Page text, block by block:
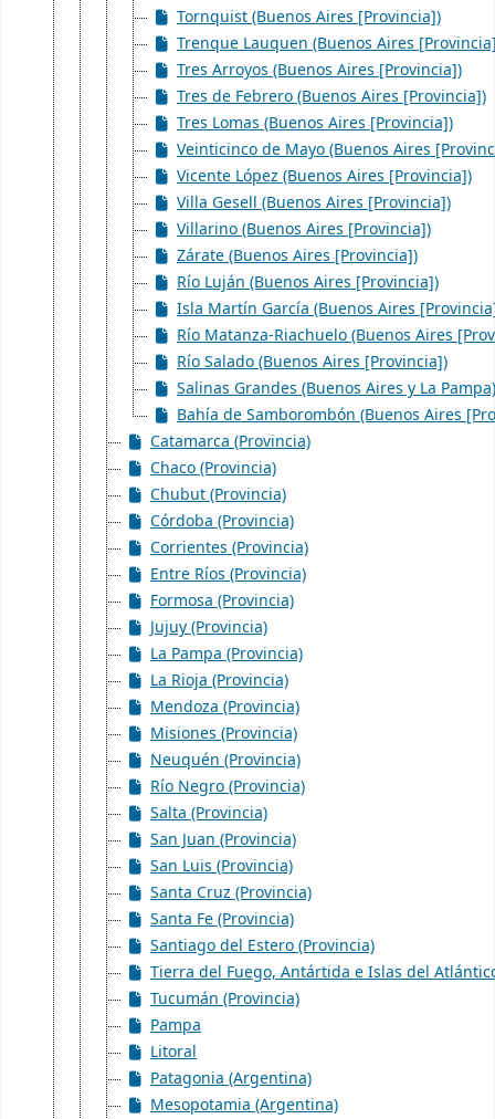
Tornquist (Buenos Aires [Provincia])
Trenque Lauquen (Buenos Aires
Tres Arroyos (Buenos Aires [Provincia])
Tres de Febrero (Buenos Aires [Provincia])
Tres Lomas (Buenos Aires [Provincia])
Veinticinco de Mayo (Buenos Aires
Vicente López (Buenos Aires [Provincia])
Villa Gesell (Buenos Aires [Provincia])
Villarino (Buenos Aires [Provincia])
Zárate (Buenos Aires [Provincia])
Río Luján (Buenos Aires [Provincia])
Isla Martín García (Buenos Aires
Río Matanza-Riachuelo (Buenos Aires
Río Salado (Buenos Aires [Provincia])
Salinas Grandes (Buenos Aires y La Pampa)
Bahía de Samborombón (Buenos Aires
Catamarca (Provincia)
Chaco (Provincia)
Chubut (Provincia)
Córdoba (Provincia)
Corrientes (Provincia)
Entre Ríos (Provincia)
Formosa (Provincia)
Jujuy (Provincia)
La Pampa (Provincia)
La Rioja (Provincia)
Mendoza (Provincia)
Misiones (Provincia)
Neuquén (Provincia)
Río Negro (Provincia)
Salta (Provincia)
San Juan (Provincia)
San Luis (Provincia)
Santa Cruz (Provincia)
Santa Fe (Provincia)
Santiago del Estero (Provincia)
Tierra del Fuego, Antártida e Islas del
Tucumán (Provincia)
Pampa
Litoral
Patagonia (Argentina)
Mesopotamia (Argentina)